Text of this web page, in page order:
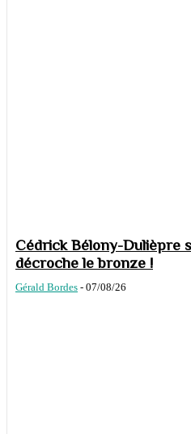
Cédrick Bélony-Dulièpre
décroche le bronze !
Gérald Bordes - 07/08/26